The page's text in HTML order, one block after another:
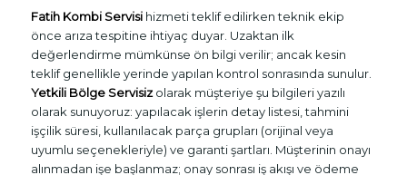
Fatih Kombi Servisihizmeti teklif edilirken teknik ekip
önce arıza tespitine ihtiyaç duyar. Uzaktan ilk
değerlendirme mümkünse ön bilgi verilir; ancak kesin
teklif genellikle yerinde yapılan kontrol sonrasında sunulur.
Yetkili Bölge Servisizolarak müşteriye şu bilgileri yazılı
olarak sunuyoruz: yapılacak işlerin detay listesi, tahmini
işçilik süresi, kullanılacak parça grupları (orijinal veya
uyumlu seçenekleriyle) ve garanti şartları. Müşterinin onayı
alınmadan işe başlanmaz; onay sonrası iş akışı ve ödeme